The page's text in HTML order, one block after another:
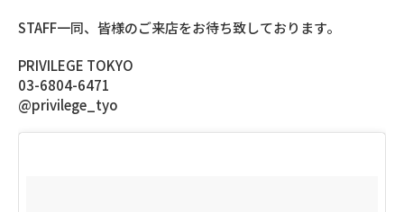
STAFF一同、皆様のご来店をお待ち致しております。
PRIVILEGE TOKYO
03-6804-6471
@privilege_tyo